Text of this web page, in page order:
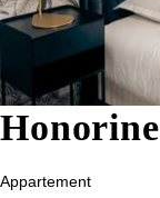
Honorine
Appartement